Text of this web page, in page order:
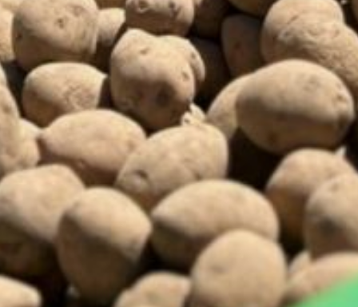
выросли в годовом
выражении.
В целом по России
инфляция в мае
составила 8,3 %. Для
ограничения избыточного
расширения внутреннего
спроса и снижения
инфляции к цели Банк
России будет
поддерживать жесткие
денежно-кредитные
условия в течение более
продолжительного
времени, чем
прогнозировалось
В ТЕМУ:
Министерство
внутренних дел